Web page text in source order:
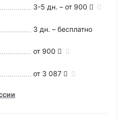
3-5 дн. – от 900
3 дн. – бесплатно
от 900
от 3 087